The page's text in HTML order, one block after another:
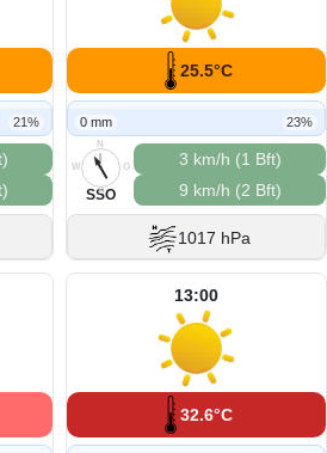
21%
25.5°C
0 mm 23%
N
O
S
W
SSO
3 km/h (1 Bft)
9 km/h (2 Bft)
1017 hPa
13:00
32.6°C